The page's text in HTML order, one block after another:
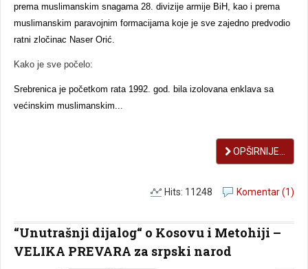
prema muslimanskim snagama 28. divizije armije BiH, kao i prema
muslimanskim paravojnim formacijama koje je sve zajedno predvodio
ratni zločinac Naser Orić.
Kako je sve počelo:
Srebrenica je početkom rata 1992. god. bila izolovana enklava sa
većinskim muslimanskim...
OPŠIRNIJE...
Komentar (1)
Hits: 11248
“Unutrašnji dijalog“ o Kosovu i Metohiji –
VELIKA PREVARA za srpski narod